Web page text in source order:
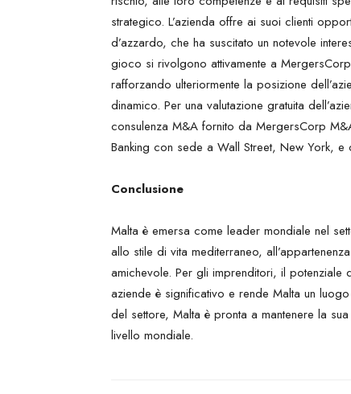
strategico. L’azienda offre ai suoi clienti
d’azzardo, che ha suscitato un notevole
gioco si rivolgono attivamente a
rafforzando ulteriormente la posizione
dinamico. Per una valutazione gratuita
consulenza M&A fornito da MergersCorp
Banking con sede a Wall Street, New York,
Conclusione
Malta è emersa come leader mondiale nel
allo stile di vita mediterraneo,
amichevole. Per gli imprenditori, il
aziende è significativo e rende Malta un
del settore, Malta è pronta a mantenere la
livello mondiale.